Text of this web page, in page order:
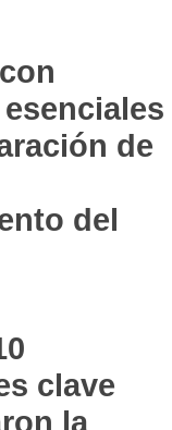
de
del
clave
la